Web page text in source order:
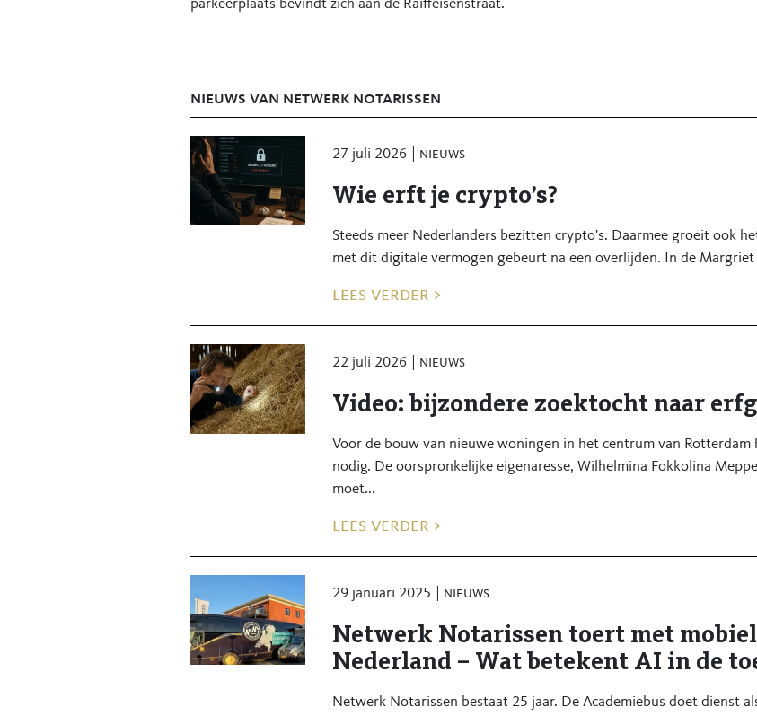
parkeerplaats bevindt zich aan de Raiffeisenstraat.
nieuws van netwerk notarissen
27 juli 2026 nieuws
Wie erft je crypto’s?
Steeds meer Nederlanders bezitten crypto's. Daarmee groeit ook
met dit digitale vermogen gebeurt na een overlijden. In de Margriet
lees verder >
22 juli 2026 nieuws
Video: bijzondere zoektocht naar
Voor de bouw van nieuwe woningen in het centrum van Rotterdam
nodig. De oorspronkelijke eigenaresse, Wilhelmina Fokkolina
moet...
lees verder >
29 januari 2025 nieuws
Netwerk Notarissen toert met
Nederland – Wat betekent AI in de
Netwerk Notarissen bestaat 25 jaar. De Academiebus doet dienst